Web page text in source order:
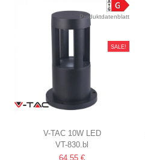
Produktdatenblatt
SALE!
V-TAC 10W LED
GARTENLAMPE
VT-830.bl
64,55 €